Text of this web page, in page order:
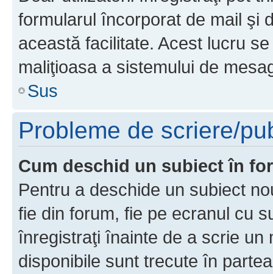
formularul încorporat de mail şi
această facilitate. Acest lucru
maliţioasa a sistemului de
Sus
Probleme de scriere/
Cum deschid un subiect în
Pentru a deschide un subiect
fie din forum, fie pe ecranul cu
înregistraţi înainte de a scrie un
disponibile sunt trecute în